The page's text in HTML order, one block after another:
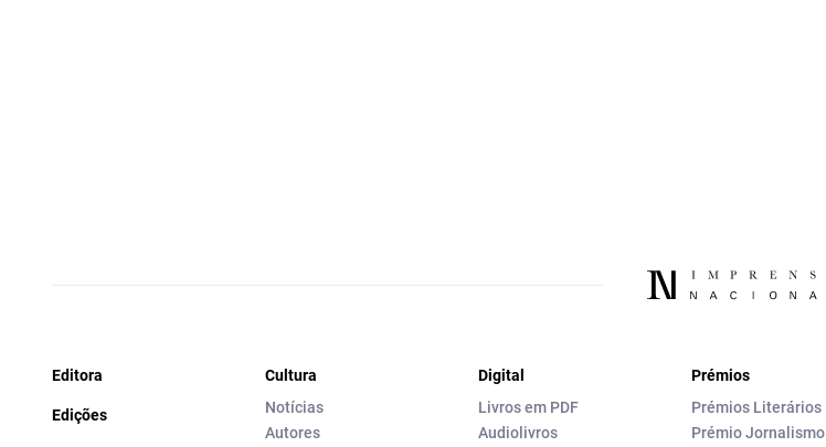
Editora
Edições
Cultura
Notícias
Autores
Digital
Livros em PDF
Audiolivros
Prémios
Prémios Literários
Prémio Jornalismo